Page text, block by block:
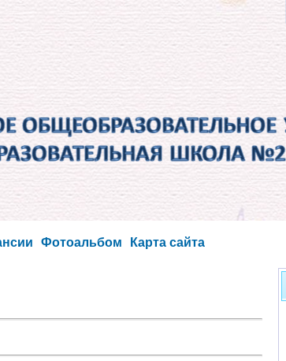
Фотоальбом Карта сайта